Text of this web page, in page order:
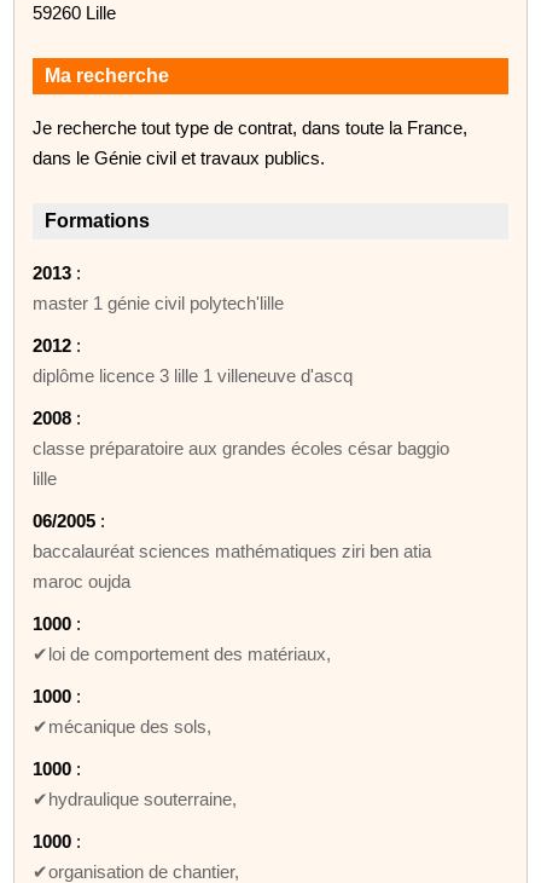
59260 Lille
Ma recherche
Je recherche tout type de contrat, dans toute la France,
dans le Génie civil et travaux publics.
Formations
2013 :
master 1 génie civil polytech'lille
2012 :
diplôme licence 3 lille 1 villeneuve d'ascq
2008 :
classe préparatoire aux grandes écoles césar baggio
lille
06/2005 :
baccalauréat sciences mathématiques ziri ben atia
maroc oujda
1000 :
✔loi de comportement des matériaux,
1000 :
✔mécanique des sols,
1000 :
✔hydraulique souterraine,
1000 :
✔organisation de chantier,